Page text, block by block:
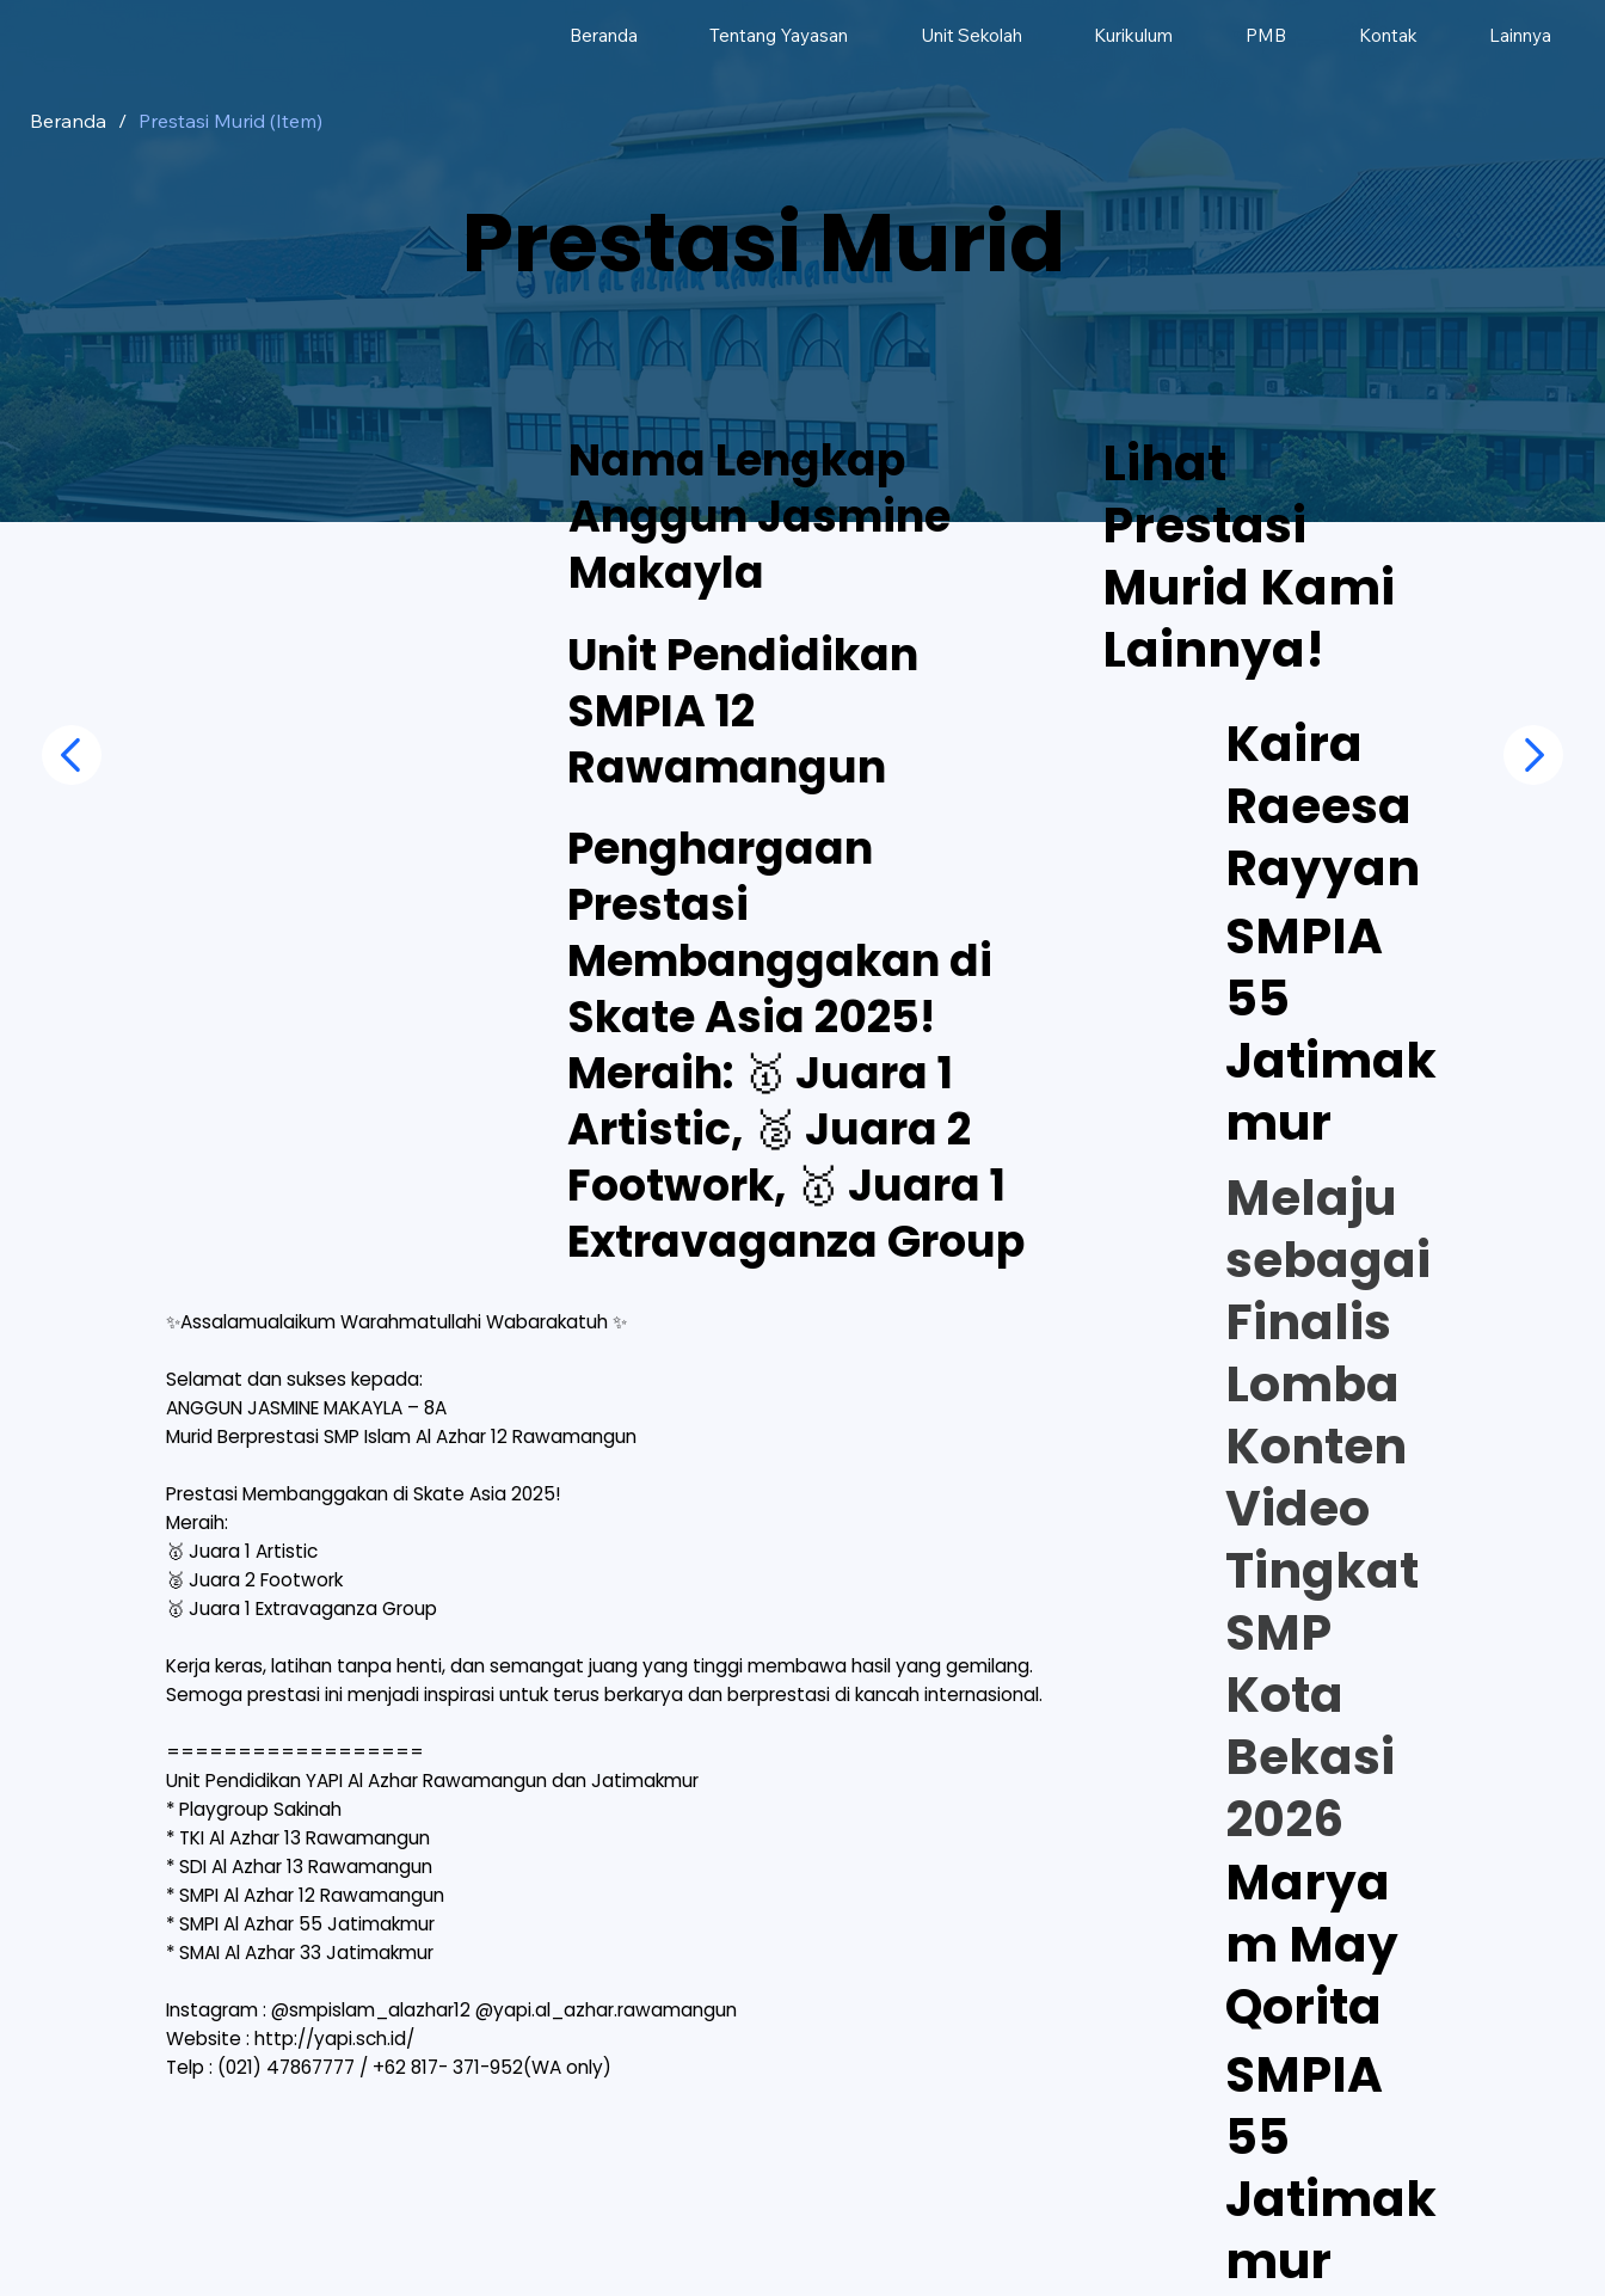
Beranda / Prestasi Murid (Item)
Prestasi Murid
Beranda Tentang Yayasan Unit Sekolah Kurikulum PMB Kontak Lainnya
Nama Lengkap
Anggun Jasmine
Makayla
Unit Pendidikan
SMPIA 12
Rawamangun
Penghargaan
Prestasi
Membanggakan di
Skate Asia 2025!
Meraih: 🥇 Juara 1
Artistic, 🥈 Juara 2
Footwork, 🥇 Juara 1
Extravaganza Group
✨Assalamualaikum Warahmatullahi Wabarakatuh ✨
Selamat dan sukses kepada:
ANGGUN JASMINE MAKAYLA – 8A
Murid Berprestasi SMP Islam Al Azhar 12 Rawamangun
Prestasi Membanggakan di Skate Asia 2025!
Meraih:
🥇 Juara 1 Artistic
🥈 Juara 2 Footwork
🥇 Juara 1 Extravaganza Group
Kerja keras, latihan tanpa henti, dan semangat juang yang tinggi membawa hasil yang gemilang.
Semoga prestasi ini menjadi inspirasi untuk terus berkarya dan berprestasi di kancah internasional.
==================
Unit Pendidikan YAPI Al Azhar Rawamangun dan Jatimakmur
* Playgroup Sakinah
* TKI Al Azhar 13 Rawamangun
* SDI Al Azhar 13 Rawamangun
* SMPI Al Azhar 12 Rawamangun
* SMPI Al Azhar 55 Jatimakmur
* SMAI Al Azhar 33 Jatimakmur
Instagram : @smpislam_alazhar12 @yapi.al_azhar.rawamangun
Website : http://yapi.sch.id/
Telp : (021) 47867777 / ‪‪+62 817- 371-952‬‬(WA only)
Lihat
Prestasi
Murid Kami
Lainnya!
Kaira
Raeesa
Rayyan
SMPIA
55
Jatimak
mur
Melaju
sebagai
Finalis
Lomba
Konten
Video
Tingkat
SMP
Kota
Bekasi
2026
Marya
m May
Qorita
SMPIA
55
Jatimak
mur